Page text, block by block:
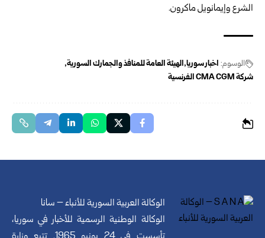
الشرع وإيمانويل ‏ماكرون‎.‎
الوسوم: اخبار سوريا الهيئة العامة للمنافذ والجمارك السورية
شركة ‏CMA CGM‏ الفرنسية
الوكالة العربية السورية للأنباء – سانا
الوكالة الوطنية الرسمية للأخبار في سوريا،